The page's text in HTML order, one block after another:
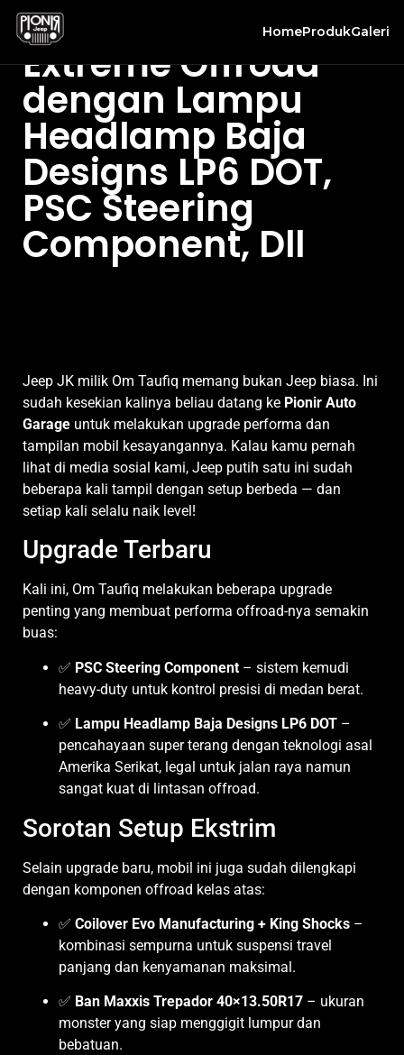
Modifikasi Jeep JK
Extreme Offroad
dengan Lampu
Headlamp Baja
Designs LP6 DOT,
PSC Steering
Component, Dll
HomeProdukGaleri
Jeep JK milik Om Taufiq memang bukan Jeep biasa. Ini
sudah kesekian kalinya beliau datang ke Pionir Auto
Garage untuk melakukan upgrade performa dan
tampilan mobil kesayangannya. Kalau kamu pernah
lihat di media sosial kami, Jeep putih satu ini sudah
beberapa kali tampil dengan setup berbeda — dan
setiap kali selalu naik level!
Upgrade Terbaru
Kali ini, Om Taufiq melakukan beberapa upgrade
penting yang membuat performa offroad-nya semakin
buas:
✅ PSC Steering Component – sistem kemudi
heavy-duty untuk kontrol presisi di medan berat.
✅ Lampu Headlamp Baja Designs LP6 DOT –
pencahayaan super terang dengan teknologi asal
Amerika Serikat, legal untuk jalan raya namun
sangat kuat di lintasan offroad.
Sorotan Setup Ekstrim
Selain upgrade baru, mobil ini juga sudah dilengkapi
dengan komponen offroad kelas atas:
✅ Coilover Evo Manufacturing + King Shocks –
kombinasi sempurna untuk suspensi travel
panjang dan kenyamanan maksimal.
✅ Ban Maxxis Trepador 40×13.50R17 – ukuran
monster yang siap menggigit lumpur dan
bebatuan.